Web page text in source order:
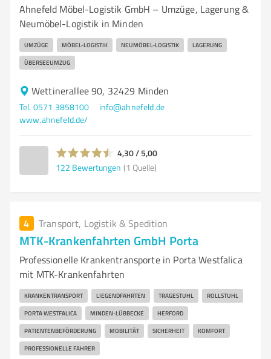
Ahnefeld Möbel-Logistik GmbH – Umzüge, Lagerung &
Neumöbel-Logistik in Minden
UMZÜGE MÖBEL-LOGISTIK NEUMÖBEL-LOGISTIK LAGERUNG
ÜBERSEEUMZUG
Wettinerallee 90, 32429 Minden
Tel. 0571 3858100
info@ahnefeld.de
www.ahnefeld.de/
4,30 / 5,00
122 Bewertungen (1 Quelle)
4 Transport, Logistik & Spedition
MTK-Krankenfahrten GmbH Porta
Professionelle Krankentransporte in Porta Westfalica
mit MTK-Krankenfahrten
KRANKENTRANSPORT LIEGENDFAHRTEN TRAGESTUHL ROLLSTUHL
PORTA WESTFALICA MINDEN-LÜBBECKE HERFORD
PATIENTENBEFÖRDERUNG MOBILITÄT SICHERHEIT KOMFORT
PROFESSIONELLE FAHRER